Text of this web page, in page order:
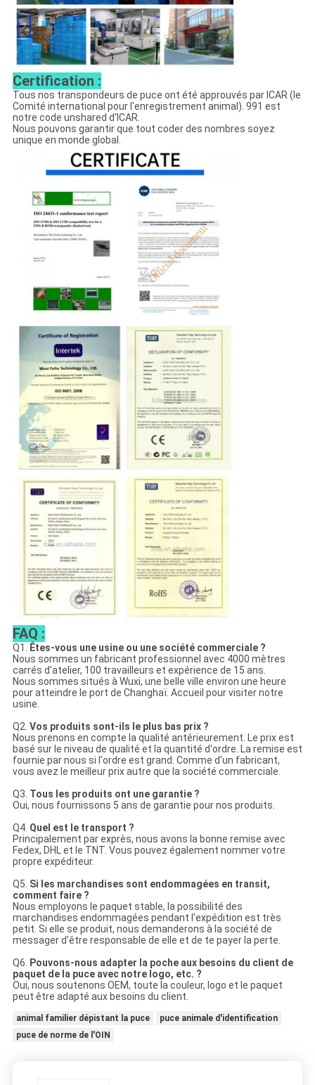
Certification :
Tous nos transpondeurs de puce ont été approuvés par ICAR (le
Comité international pour l'enregistrement animal). 991 est
notre code unshared d'ICAR.
Nous pouvons garantir que tout coder des nombres soyez
unique en monde global.
FAQ :
Q1.
Êtes-vous une usine ou une société commerciale ?
Nous sommes un fabricant professionnel avec 4000 mètres
carrés d'atelier, 100 travailleurs et expérience de 15 ans.
Nous sommes situés à Wuxi, une belle ville environ une heure
pour atteindre le port de Changhaï. Accueil pour visiter notre
usine.
Q2. Vos produits sont-ils le plus bas prix ?
Nous prenons en compte la qualité antérieurement. Le prix est
basé sur le niveau de qualité et la quantité d'ordre. La remise est
fournie par nous si l'ordre est grand. Comme d'un fabricant,
vous avez le meilleur prix autre que la société commerciale.
Q3. Tous les produits ont une garantie ?
Oui, nous fournissons 5 ans de garantie pour nos produits.
Q4. Quel est le transport ?
Principalement par exprès, nous avons la bonne remise avec
Fedex, DHL et le TNT. Vous pouvez également nommer votre
propre expéditeur.
Q5. Si les marchandises sont endommagées en transit,
comment faire ?
Nous employons le paquet stable, la possibilité des
marchandises endommagées pendant l'expédition est très
petit. Si elle se produit, nous demanderons à la société de
messager d'être responsable de elle et de te payer la perte.
Q6.
Pouvons-nous adapter la poche aux besoins du client de
paquet de la puce avec notre logo, etc. ?
Oui, nous soutenons OEM, toute la couleur, logo et le paquet
peut être adapté aux besoins du client.
animal familier dépistant la puce
puce animale d'identification
puce de norme de l'OIN